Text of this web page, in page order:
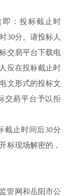
即：投标截止时
30分。请投标人
交易平台下载电
应在投标截止时
文形式的投标文
交易平台予以拒
截止时间后30分
标现场解密的，
管网和岳阳市公